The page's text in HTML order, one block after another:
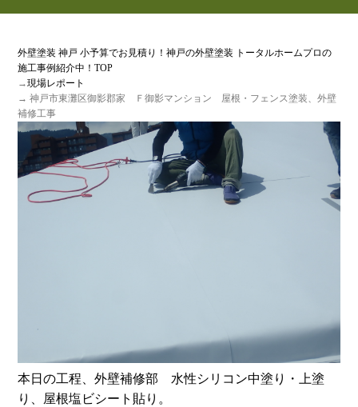
外壁塗装 神戸 小予算でお見積り！神戸の外壁塗装 トータルホームプロの
施工事例紹介中！TOP
→現場レポート
→ 神戸市東灘区御影郡家 Ｆ御影マンション 屋根・フェンス塗装、外壁
補修工事
本日の工程、外壁補修部 水性シリコン中塗り・上塗
り、屋根塩ビシート貼り。